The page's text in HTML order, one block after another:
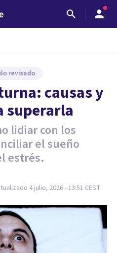
revisado
causas y
superarla
lidiar con los
el sueño
estrés.
4 julio, 2026 - 13:51 CEST